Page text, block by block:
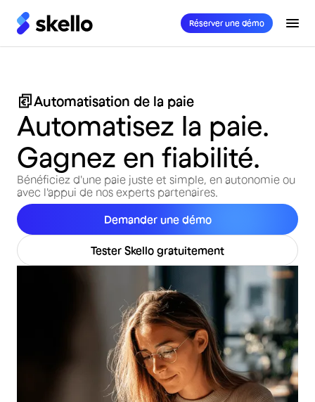
Réserver une démo
Automatisation de la paie
Automatisez la paie.
Gagnez en fiabilité.
Bénéficiez d'une paie juste et simple, en autonomie ou
avec l'appui de nos experts partenaires.
Demander une démo
Tester Skello gratuitement